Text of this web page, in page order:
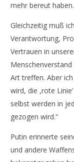
mehr bereut haben.
Gleichzeitig muß
Verantwortung,
Vertrauen in
Art treffen. Aber
wird, die ,rote
selbst werden in
gezogen wird.“
Putin erinnerte
und andere